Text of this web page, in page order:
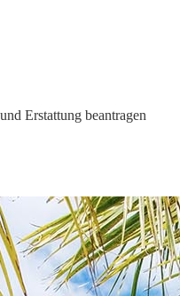
Erstattung beantragen